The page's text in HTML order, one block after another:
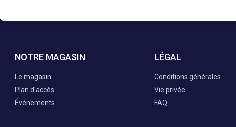
NOTRE MAGASIN
Le magasin
Plan d'accès
Évènements
LÉGAL
Conditions générales
Vie privée
FAQ